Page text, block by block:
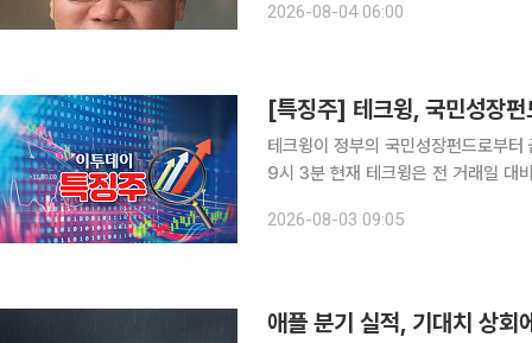
어 영화에 출연하면서 캘린더 걸로 차
2026-08-04 06:00
[특징주] 테크윙, 국민성장
테크윙이 정부의 국민성장펀드로부터 금
9시 3분 현재 테크윙은 전 거래일 대비
세대 올레드(OLED·유기발광다이오
2026-08-03 09:05
애플 분기 실적, 기대치 상